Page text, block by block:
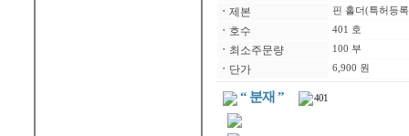
ㆍ 제본 핀 홀더(특허등
ㆍ 호수 401 호
ㆍ 최소주문량 100 부
ㆍ 단가 6,900 원
“ 분재 ” 401